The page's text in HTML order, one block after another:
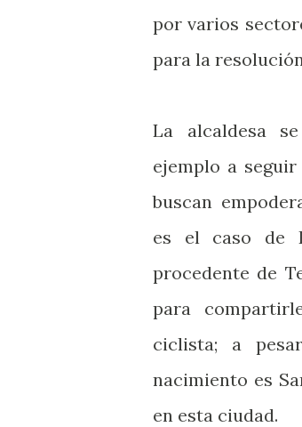
por varios
para la
La alcaldesa
ejemplo a
buscan
es el caso de
procedente de
para
ciclista; a
nacimiento es
en esta ciudad.